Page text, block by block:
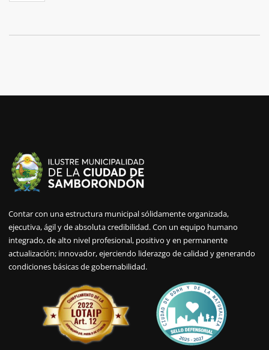
Contar con una estructura municipal sólidamente organizada,
ejecutiva, ágil y de absoluta credibilidad. Con un equipo humano
integrado, de alto nivel profesional, positivo y en permanente
actualización; innovador, ejerciendo liderazgo de calidad y generando
condiciones básicas de gobernabilidad.